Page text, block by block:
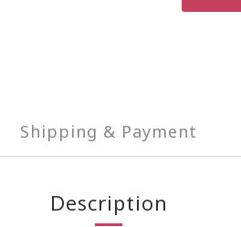
Shipping & Payment
Description